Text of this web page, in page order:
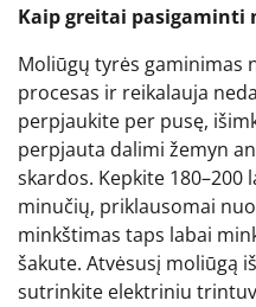
Kaip greitai pasigaminti
Moliūgų tyrės gaminimas
procesas ir reikalauja
perpjaukite per pusę,
perpjauta dalimi žemyn
skardos. Kepkite 180–200
minučių, priklausomai
minkštimas taps labai
šakute. Atvėsusį moliūgą
sutrinkite elektriniu